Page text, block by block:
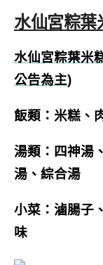
水仙宮粽葉
水仙宮粽葉米
公告為主)
飯類：米糕、
湯類：四神湯
湯、綜合湯
小菜：滷腸子
味